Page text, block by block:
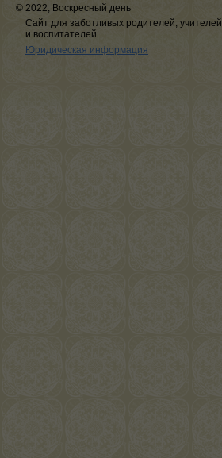
© 2022, Воскресный день
Сайт для заботливых родителей, учителей
и воспитателей.
Юридическая информация